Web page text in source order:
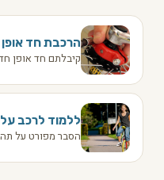
הרכבת חד אופן
קיבלתם חד אופן
ללמוד לרכב על
הסבר מפורט על